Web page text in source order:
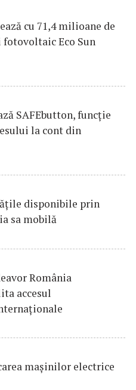
cu 71,4 milioane de
Eco Sun
SAFEbutton, funcţie
la cont din
disponibile prin
sa mobilă
România
accesul
maşinilor electrice